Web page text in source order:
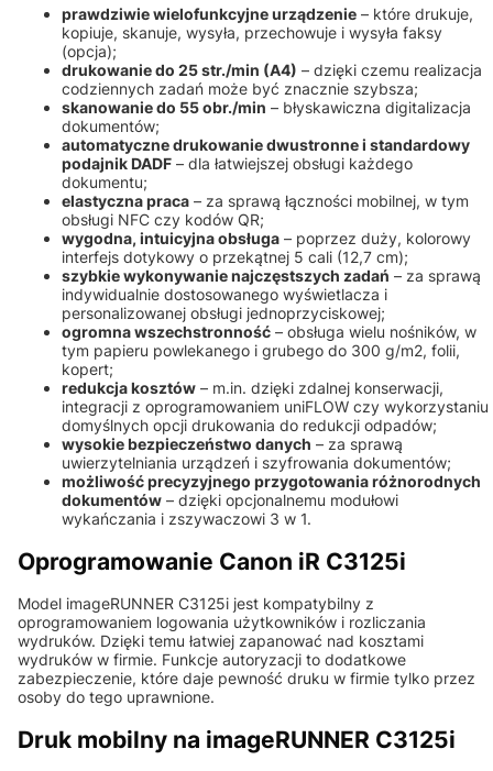
prawdziwie wielofunkcyjne urządzenie – które drukuje,
kopiuje, skanuje, wysyła, przechowuje i wysyła faksy
(opcja);
drukowanie do 25 str./min (A4) – dzięki czemu realizacja
codziennych zadań może być znacznie szybsza;
skanowanie do 55 obr./min – błyskawiczna digitalizacja
dokumentów;
automatyczne drukowanie dwustronne i standardowy
podajnik DADF – dla łatwiejszej obsługi każdego
dokumentu;
elastyczna praca – za sprawą łączności mobilnej, w tym
obsługi NFC czy kodów QR;
wygodna, intuicyjna obsługa – poprzez duży, kolorowy
interfejs dotykowy o przekątnej 5 cali (12,7 cm);
szybkie wykonywanie najczęstszych zadań – za sprawą
indywidualnie dostosowanego wyświetlacza i
personalizowanej obsługi jednoprzyciskowej;
ogromna wszechstronność – obsługa wielu nośników, w
tym papieru powlekanego i grubego do 300 g/m2, folii,
kopert;
redukcja kosztów – m.in. dzięki zdalnej konserwacji,
integracji z oprogramowaniem uniFLOW czy wykorzystaniu
domyślnych opcji drukowania do redukcji odpadów;
wysokie bezpieczeństwo danych – za sprawą
uwierzytelniania urządzeń i szyfrowania dokumentów;
możliwość precyzyjnego przygotowania różnorodnych
dokumentów – dzięki opcjonalnemu modułowi
wykańczania i zszywaczowi 3 w 1.
Oprogramowanie Canon iR C3125i
Model imageRUNNER C3125i jest kompatybilny z
oprogramowaniem logowania użytkowników i rozliczania
wydruków. Dzięki temu łatwiej zapanować nad kosztami
wydruków w firmie. Funkcje autoryzacji to dodatkowe
zabezpieczenie, które daje pewność druku w firmie tylko przez
osoby do tego uprawnione.
Druk mobilny na imageRUNNER C3125i